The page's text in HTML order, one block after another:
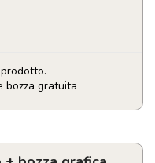
bozza gratuita